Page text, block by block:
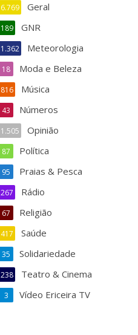
Geral
6.769
GNR
189
Meteorologia
1.362
Moda e Beleza
18
Música
816
Números
43
Opinião
1.505
Política
87
Praias & Pesca
95
Rádio
267
Religião
67
Saúde
417
Solidariedade
35
Teatro & Cinema
238
Vídeo Ericeira TV
3